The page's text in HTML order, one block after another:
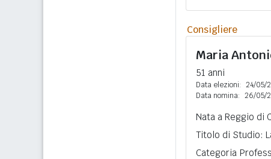
Consigliere
Maria
51 anni
Data elezioni: 24/05/
Data nomina: 26/05/
Nata a Reggio di
Titolo di Studio:
Categoria